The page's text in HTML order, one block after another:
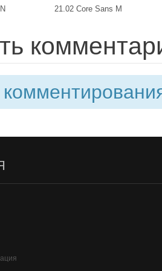
21.02 Core Sans M